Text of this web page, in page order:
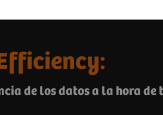
de los datos a la hora de